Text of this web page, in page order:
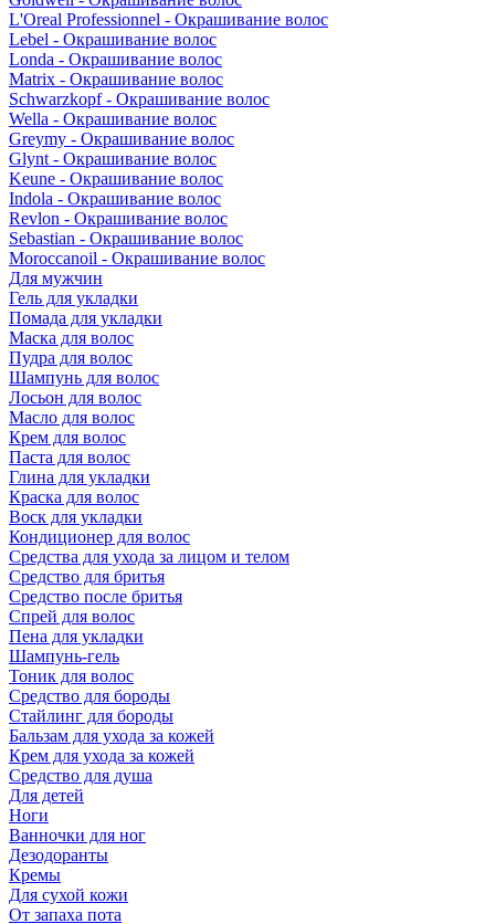
L'Oreal Professionnel - Окрашивание волос
Lebel - Окрашивание волос
Londa - Окрашивание волос
Matrix - Окрашивание волос
Schwarzkopf - Окрашивание волос
Wella - Окрашивание волос
Greymy - Окрашивание волос
Glynt - Окрашивание волос
Keune - Окрашивание волос
Indola - Окрашивание волос
Revlon - Окрашивание волос
Sebastian - Окрашивание волос
Moroccanoil - Окрашивание волос
Для мужчин
Гель для укладки
Помада для укладки
Маска для волос
Пудра для волос
Шампунь для волос
Лосьон для волос
Масло для волос
Крем для волос
Паста для волос
Глина для укладки
Краска для волос
Воск для укладки
Кондиционер для волос
Средства для ухода за лицом и телом
Средство для бритья
Средство после бритья
Спрей для волос
Пена для укладки
Шампунь-гель
Тоник для волос
Средство для бороды
Стайлинг для бороды
Бальзам для ухода за кожей
Крем для ухода за кожей
Средство для душа
Для детей
Ноги
Ванночки для ног
Дезодоранты
Кремы
Для сухой кожи
От запаха пота